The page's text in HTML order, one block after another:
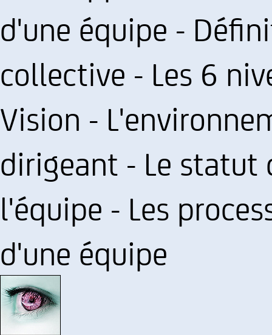
d'une équipe -
collective - Les 6
Vision -
dirigeant - Le statut
l'équipe - Les
d'une équipe